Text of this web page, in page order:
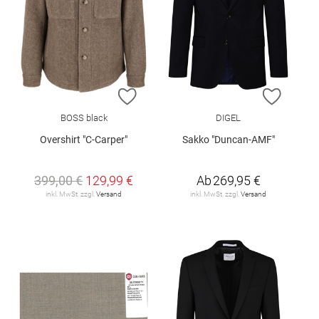
ZUR WUNSCHLISTE HINZUFÜGEN
BOSS black
Overshirt "C-Carper"
399,00 € 129,99 €
inkl. MwSt. zzgl.Versand
ZUR
DIGEL
Sakko "Duncan-AMF"
Ab269,95 €
inkl. MwSt. zzgl.Versand